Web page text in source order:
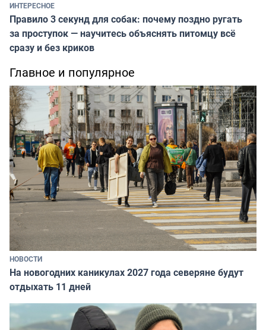
ИНТЕРЕСНОЕ
Правило 3 секунд для собак: почему поздно ругать
за проступок — научитесь объяснять питомцу всё
сразу и без криков
Главное и популярное
НОВОСТИ
На новогодних каникулах 2027 года северяне будут
отдыхать 11 дней